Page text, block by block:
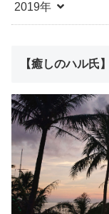
2019年
【癒しのハル氏